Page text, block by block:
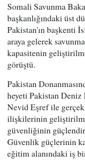
Somali Savunma
başkanlığındaki üst
Pakistan'ın başkenti
araya gelerek
kapasitenin
görüştü.
Pakistan
heyeti Pakistan
Nevid Eşref ile
ilişkilerinin
güvenliğinin
Güvenlik güçlerinin
eğitim alanındaki iş